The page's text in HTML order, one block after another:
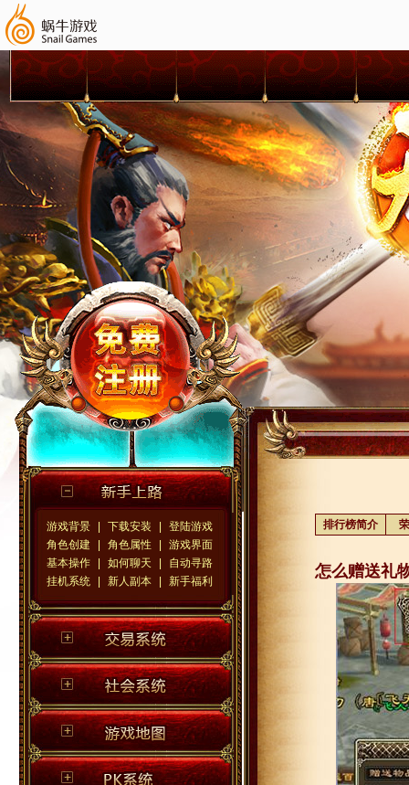
游戏背景 下载安装
登陆游戏
角色创建
角色属性
游戏界面
基本操作
如何聊天
自动寻路
挂机系统
新人副本 新手福利
排行榜简介
怎么赠送礼